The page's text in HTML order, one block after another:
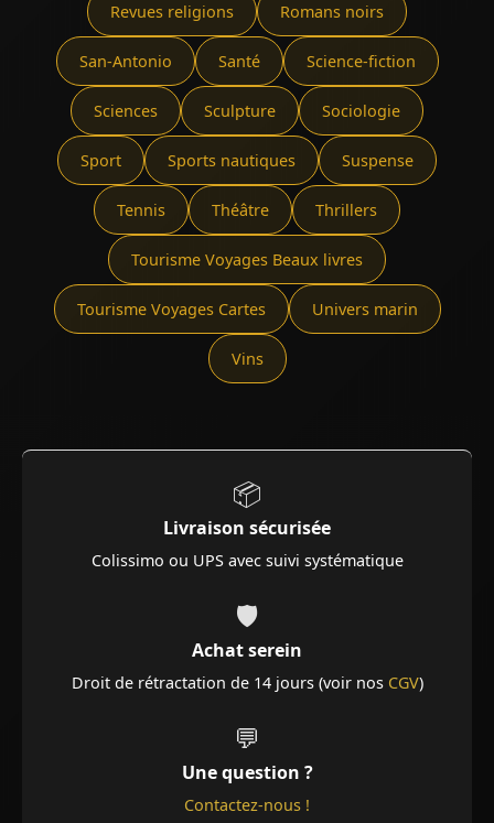
Revues religions Romans noirs
San-Antonio Santé Science-fiction
Sciences Sculpture Sociologie
Sport Sports nautiques Suspense
Tennis Théâtre Thrillers
Tourisme Voyages Beaux livres
Tourisme Voyages Cartes Univers marin
Vins
📦
Livraison sécurisée
Colissimo ou UPS avec suivi systématique
🛡️
Achat serein
Droit de rétractation de 14 jours (voir nos CGV)
💬
Une question ?
Contactez-nous !